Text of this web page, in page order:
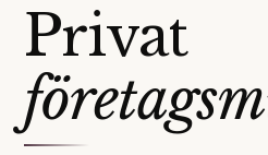
Privat